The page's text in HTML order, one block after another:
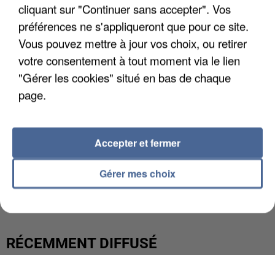
L'upload de fichier est limité à 2Mo pour les images et PDF et 5Mo pour les
Votre lettre de motivation
L'upload de fichier est limité à 2Mo pour les images et PDF et 5Mo pour les
audios.
Envoyer la candidature
RÉCEMMENT DIFFUSÉ
cliquant sur "Continuer sans accepter". Vos
préférences ne s'appliqueront que pour ce site.
Vous pouvez mettre à jour vos choix, ou retirer
votre consentement à tout moment via le lien
"Gérer les cookies" situé en bas de chaque
page.
Gérer mes choix
Accepter et fermer